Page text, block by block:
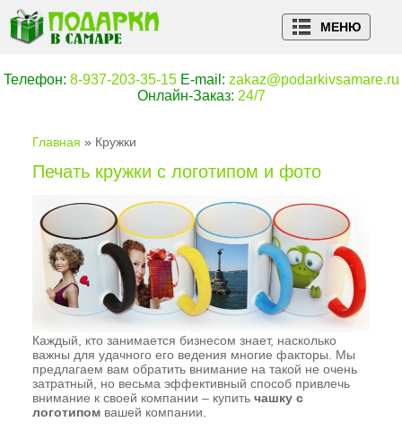
МЕНЮ
Teлефон: 8-937-203-35-15 E-mail: zakaz@podarkivsamare.ru
Онлайн-Заказ: 24/7
Главная Кружки
Печать кружки с логотипом и фото
Каждый, кто занимается бизнесом знает, насколько
важны для удачного его ведения многие факторы. Мы
предлагаем вам обратить внимание на такой не очень
затратный, но весьма эффективный способ привлечь
внимание к своей компании – купитьчашку с
логотипом вашей компании.